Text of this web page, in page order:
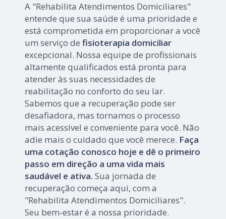
A "Rehabilita Atendimentos Domiciliares"
entende que sua saúde é uma prioridade e
está comprometida em proporcionar a você
um serviço defisioterapia domiciliar
excepcional. Nossa equipe de profissionais
altamente qualificados está pronta para
atender às suas necessidades de
reabilitação no conforto do seu lar.
Sabemos que a recuperação pode ser
desafiadora, mas tornamos o processo
mais acessível e conveniente para você. Não
adie mais o cuidado que você merece. Faça
uma cotação conosco hoje e dê o primeiro
passo em direção a uma vida mais
saudável e ativa. Sua jornada de
recuperação começa aqui, com a
"Rehabilita Atendimentos Domiciliares".
Seu bem-estar é a nossa prioridade.